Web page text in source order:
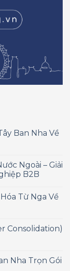
Ban Nha Về
Ngoài – Giải
B2B
Từ Nga Về
Consolidation)
Nha Trọn Gói